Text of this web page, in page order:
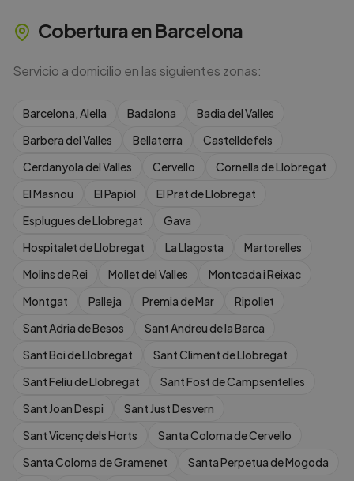
Cobertura enBarcelona
Servicio a domicilio en las siguientes zonas:
Barcelona, Alella Badalona
Badia del Valles
Barbera del Valles
Bellaterra
Castelldefels
Cerdanyola del Valles
Cervello
Cornella de Llobregat
El Masnou
El Papiol
El Prat de Llobregat
Esplugues de Llobregat
Gava
Hospitalet de Llobregat
La Llagosta
Martorelles
Molins de Rei
Mollet del Valles
Montcada i Reixac
Montgat
Palleja Premia de Mar
Ripollet
Sant Adria de Besos
Sant Andreu de la Barca
Sant Boi de Llobregat
Sant Climent de Llobregat
Sant Feliu de Llobregat
Sant Fost de Campsentelles
Sant Joan Despi
Sant Just Desvern
Sant Vicenç dels Horts
Santa Coloma de Cervello
Santa Coloma de Gramenet
Santa Perpetua de Mogoda